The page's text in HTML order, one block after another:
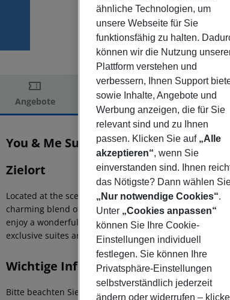
Angebote Hotelbeschreibung
Hotelbeschreibung
You & Me Suites
3
Zielort
Located at the scenic Firostefani, a few minutes from
charming blend of the boho-chic style with the
enjoy a wonderful accommodation experience. With
exclusive suites are an ideal laid-back luxury shelter
Wichtige Informationen
Bitte beachten Sie, dass in Griechenland eine
ähnliche Technologien, um
unsere Webseite für Sie
funktionsfähig zu halten.
können wir die Nutzung
Plattform verstehen und
verbessern, Ihnen Support
sowie Inhalte, Angebote und
Werbung anzeigen, die für Sie
relevant sind und zu Ihnen
passen. Klicken Sie auf „Alle
akzeptieren“, wenn Sie
einverstanden sind. Ihnen
das Nötigste? Dann wählen
„Nur notwendige Cookies“.
Unter „Cookies anpassen“
können Sie Ihre Cookie-
Einstellungen individuell
festlegen. Sie können Ihre
Privatsphäre-Einstellungen
selbstverständlich jederzeit
ändern oder widerrufen –